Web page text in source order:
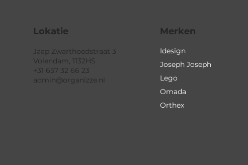
Jaap Zwarthoedstraat 3
Volendam, 1132HS
+31 657 32 66 23
admin@organizze.nl
Lokatie Merken
Idesign
Joseph Joseph
Lego
Omada
Orthex